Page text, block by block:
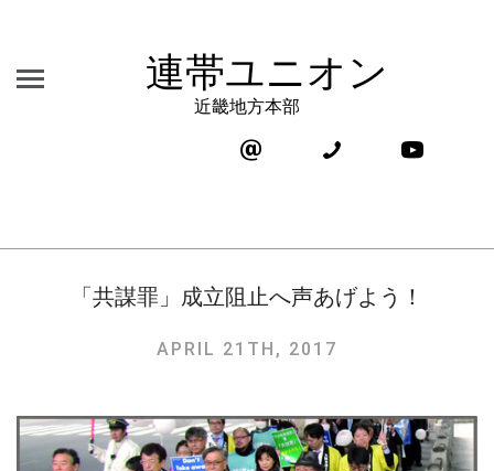
連帯ユニオン
近畿地方本部
「共謀罪」成立阻止へ声あげよう！
APRIL 21TH, 2017